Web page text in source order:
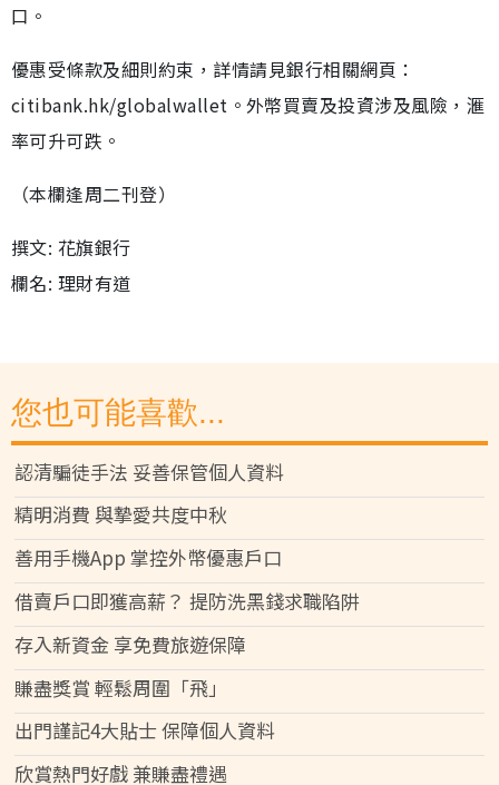
口。
優惠受條款及細則約束，詳情請見銀行相關網頁：
citibank.hk/globalwallet。外幣買賣及投資涉及風險，滙
率可升可跌。
（本欄逢周二刊登）
撰文: 花旗銀行
欄名: 理財有道
您也可能喜歡...
認清騙徒手法 妥善保管個人資料
精明消費 與摯愛共度中秋
善用手機App 掌控外幣優惠戶口
借賣戶口即獲高薪？ 提防洗黑錢求職陷阱
存入新資金 享免費旅遊保障
賺盡獎賞 輕鬆周圍「飛」
出門謹記4大貼士 保障個人資料
欣賞熱門好戲 兼賺盡禮遇